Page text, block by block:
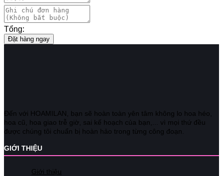
Tổng:
Đặt hàng ngay
Đến với HOAMILAN, bạn sẽ hoàn toàn yên tâm không lo hoa héo,
hoa cũ, hoa giao trễ giờ, sai kế hoạch của bạn,... vì mọi thứ đều
được chúng tôi chuẩn bị hoàn hảo trong từng công đoạn.
GIỚI THIỆU
Giới thiệu